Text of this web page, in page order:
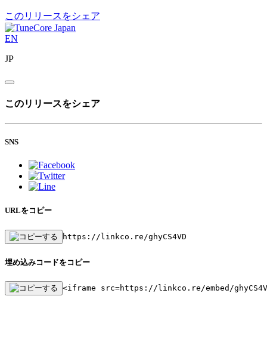
このリリースをシェア
EN
JP
このリリースをシェア
SNS
URLをコピー
https://linkco.re/ghyCS4VD
埋め込みコードをコピー
<iframe src=https://linkco.re/embed/